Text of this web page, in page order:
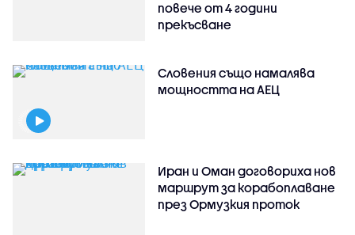
повече от 4 години
прекъсване
Словения също намалява
мощността на АЕЦ
Иран и Оман договориха нов
маршрут за корабоплаване
през Ормузкия проток